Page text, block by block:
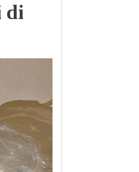
di